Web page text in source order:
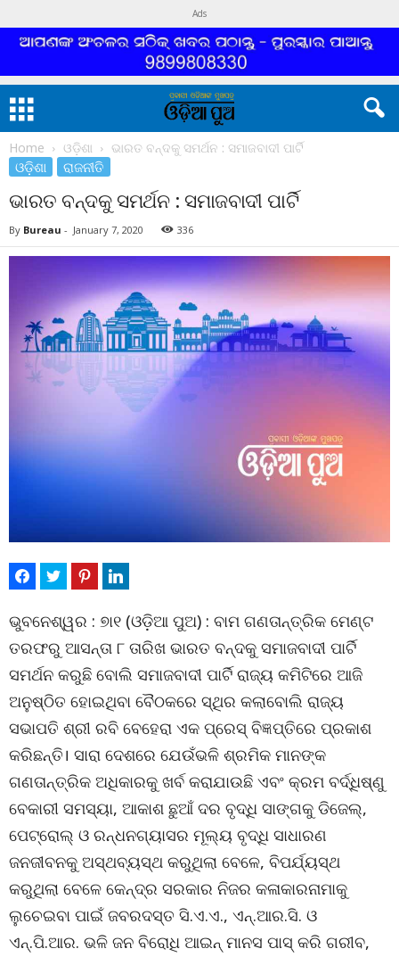
Ads
Home ଓଡ଼ିଶା ଭାରତ ବନ୍ଦକୁ ସମର୍ଥନ : ସମାଜବାଦୀ ପାର୍ଟି
ଓଡ଼ିଶା ରାଜନୀତି
ଭାରତ ବନ୍ଦକୁ ସମର୍ଥନ : ସମାଜବାଦୀ ପାର୍ଟି
By Bureau - January 7, 2020 336
ଭୁବନେଶ୍ୱର : ୭ା୧ (ଓଡ଼ିଆ ପୁଅ) : ବାମ ଗଣତାନ୍ତ୍ରିକ ମେଣ୍ଟ
ତରଫରୁ ଆସନ୍ତା ୮ ତାରିଖ ଭାରତ ବନ୍ଦକୁ ସମାଜବାଦୀ ପାର୍ଟି
ସମର୍ଥନ କରୁଛି ବୋଲି ସମାଜବାଦୀ ପାର୍ଟି ରାଜ୍ୟ କମିଟିରେ ଆଜି
ଅନୁଷ୍ଠିତ ହୋଇଥିବା ବୈଠକରେ ସ୍ଥିର କଲାବୋଲି ରାଜ୍ୟ
ସଭାପତି ଶ୍ରୀ ରବି ବେହେରା ଏକ ପ୍ରେସ୍ ବିଜ୍ଞପ୍ତିରେ ପ୍ରକାଶ
କରିଛନ୍ତି। ସାରା ଦେଶରେ ଯେଉଁଭଳି ଶ୍ରମିକ ମାନଙ୍କ
ଗଣତାନ୍ତ୍ରିକ ଅଧିକାରକୁ ଖର୍ବ କରାଯାଉଛି ଏବଂ କ୍ରମ ବର୍ଦ୍ଧିଷ୍ଣୁ
ବେକାରୀ ସମସ୍ୟା, ଆକାଶ ଛୁଆଁ ଦର ବୃଦ୍ଧି ସାଙ୍ଗକୁ ଡିଜେଲ୍‌,
ପେଟ୍ରୋଲ୍ ଓ ରନ୍ଧନଗ୍ୟାସର ମୂଲ୍ୟ ବୃଦ୍ଧି ସାଧାରଣ
ଜନଜୀବନକୁ ଅସ୍ଥବ୍ୟସ୍ଥ କରୁଥିଲା ବେଳେ, ବିପର୍ଯ୍ୟସ୍ଥ
କରୁଥିଲା ବେଳେ କେନ୍ଦ୍ର ସରକାର ନିଜର କଳାକାରନାମାକୁ
ଲୁଚେଇବା ପାଇଁ ଜବରଦସ୍ତ ସି.ଏ.ଏ., ଏନ୍‌.ଆର.ସି. ଓ
ଏନ୍‌.ପି.ଆର. ଭଳି ଜନ ବିରୋଧି ଆଇନ୍ ମାନସ ପାସ୍ କରି ଗରୀବ,